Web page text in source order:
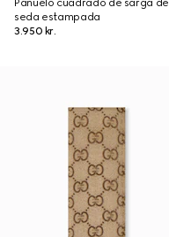
Pañuelo cuadrado de sarga de
seda estampada
3.950 kr.